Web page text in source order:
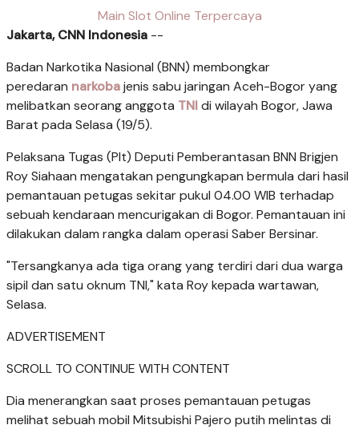
Main Slot Online Terpercaya
Jakarta, CNN Indonesia --
Badan Narkotika Nasional (BNN) membongkar
peredaran narkobajenis sabu jaringan Aceh-Bogor yang
melibatkan seorang anggota TNIdi wilayah Bogor, Jawa
Barat pada Selasa (19/5).
Pelaksana Tugas (Plt) Deputi Pemberantasan BNN Brigjen
Roy Siahaan mengatakan pengungkapan bermula dari hasil
pemantauan petugas sekitar pukul 04.00 WIB terhadap
sebuah kendaraan mencurigakan di Bogor. Pemantauan ini
dilakukan dalam rangka dalam operasi Saber Bersinar.
"Tersangkanya ada tiga orang yang terdiri dari dua warga
sipil dan satu oknum TNI," kata Roy kepada wartawan,
Selasa.
ADVERTISEMENT
SCROLL TO CONTINUE WITH CONTENT
Dia menerangkan saat proses pemantauan petugas
melihat sebuah mobil Mitsubishi Pajero putih melintas di